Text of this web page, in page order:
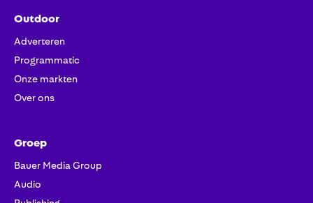
Outdoor
Adverteren
Programmatic
Onze markten
Over ons
Groep
Bauer Media Group
Audio